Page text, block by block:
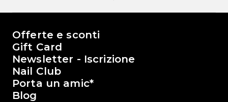
Il mondo di Passione Beauty
Offerte e sconti
Gift Card
Newsletter - Iscrizione
Nail Club
Porta un amic*
Blog